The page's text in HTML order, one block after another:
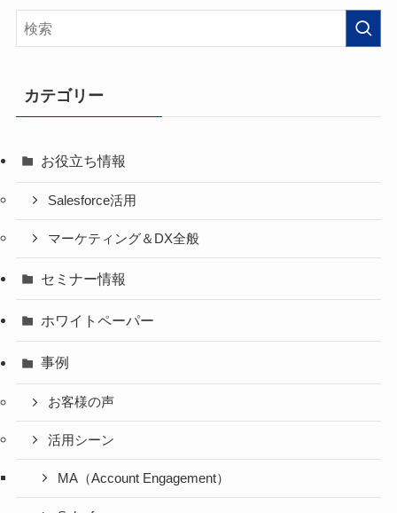
カテゴリー
お役立ち情報
Salesforce活用
マーケティング＆DX全般
セミナー情報
ホワイトペーパー
事例
お客様の声
活用シーン
MA（Account Engagement）